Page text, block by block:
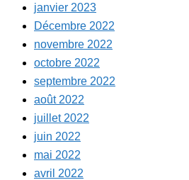
janvier 2023
Décembre 2022
novembre 2022
octobre 2022
septembre 2022
août 2022
juillet 2022
juin 2022
mai 2022
avril 2022